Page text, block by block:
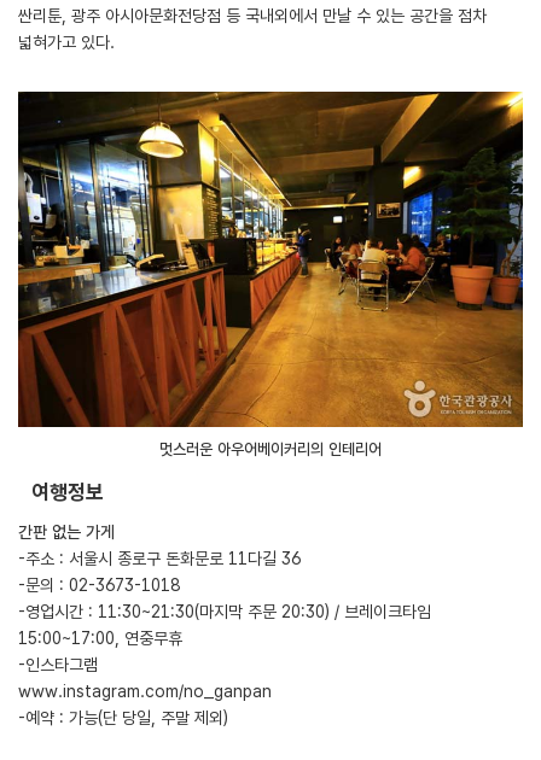
싼리툰, 광주 아시아문화전당점 등 국내외에서 만날 수 있는 공간을 점차
넓혀가고 있다.
멋스러운 아우어베이커리의 인테리어
여행정보
간판 없는 가게
-주소 : 서울시 종로구 돈화문로 11다길 36
-문의 : 02-3673-1018
-영업시간 : 11:30~21:30(마지막 주문 20:30) / 브레이크타임
15:00~17:00, 연중무휴
-인스타그램
www.instagram.com/no_ganpan
-예약 : 가능(단 당일, 주말 제외)